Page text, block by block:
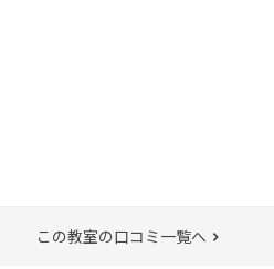
この教室の口コミ一覧へ